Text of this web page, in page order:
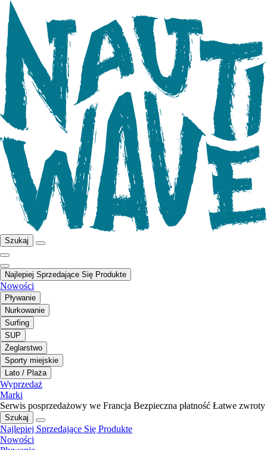
Szukaj
Najlepiej Sprzedające Się Produkte
Nowości
Pływanie
Nurkowanie
Surfing
SUP
Żeglarstwo
Sporty miejskie
Lato / Plaża
Wyprzedaż
Marki
Serwis posprzedażowy we Francja Bezpieczna płatność Łatwe zwroty
Szukaj
Najlepiej Sprzedające Się Produkte
Nowości